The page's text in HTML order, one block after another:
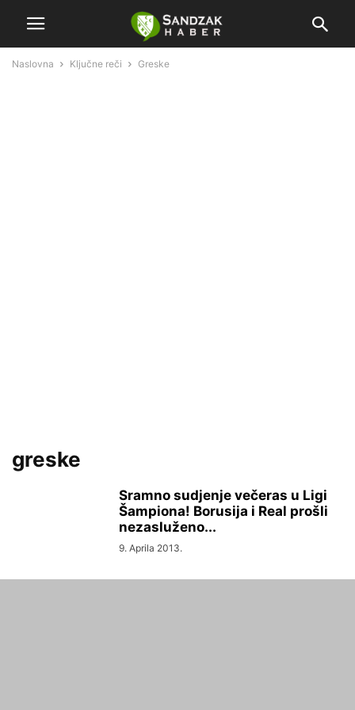
Naslovna Ključne reči Greske
greske
Sramno sudjenje večeras u Ligi
Šampiona! Borusija i Real prošli
nezasluženo...
9. Aprila 2013.